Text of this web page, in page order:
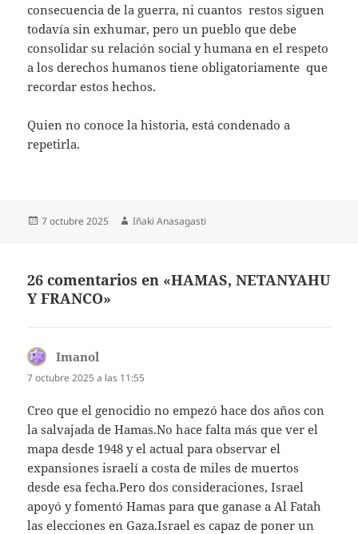
consecuencia de la guerra, ni cuantos restos siguen
todavía sin exhumar, pero un pueblo que debe
consolidar su relación social y humana en el respeto
a los derechos humanos tiene obligatoriamente que
recordar estos hechos.
Quien no conoce la historia, está condenado a
repetirla.
Publicado
7 octubre 2025 Autor
Iñaki Anasagasti
26 comentarios en «HAMAS, NETANYAHU
Y FRANCO»
Imanol
7 octubre 2025 a las 11:55
Creo que el genocidio no empezó hace dos años con
la salvajada de Hamas.No hace falta más que ver el
mapa desde 1948 y el actual para observar el
expansiones israelí a costa de miles de muertos
desde esa fecha.Pero dos consideraciones, Israel
apoyó y fomentó Hamas para que ganase a Al Fatah
las elecciones en Gaza.Israel es capaz de poner un